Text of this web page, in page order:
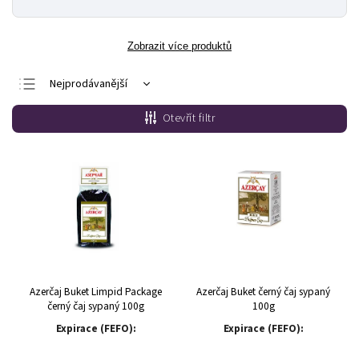
Zobrazit více produktů
Nejprodávanější
Nejlevnější
Nejdražší
Otevřít filtr
Azerčaj Buket Limpid Package
černý čaj sypaný 100g
Expirace (FEFO):
Azerčaj Buket černý čaj sypaný
100g
Expirace (FEFO):